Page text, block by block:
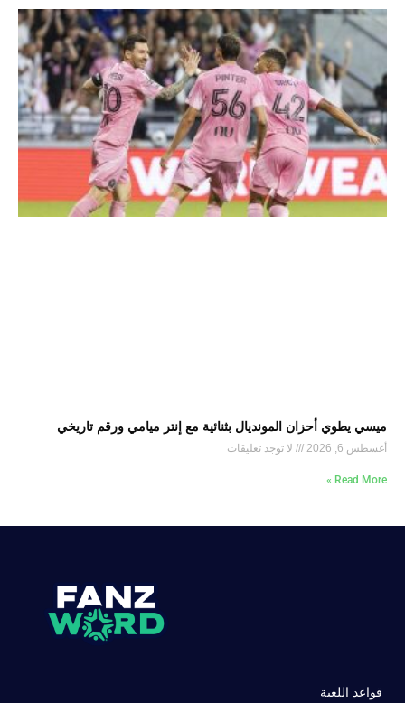
ميسي يطوي أحزان المونديال بثنائية مع إنتر ميامي ورقم تاريخي
أغسطس 6, 2026 لا توجد تعليقات
Read More »
قواعد اللعبة